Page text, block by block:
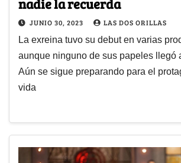
nadie la recuerda
JUNIO 30, 2023 LAS DOS ORILLAS
La exreina tuvo su debut en varias
aunque ninguno de sus papeles llegó
Aún se sigue preparando para el
vida